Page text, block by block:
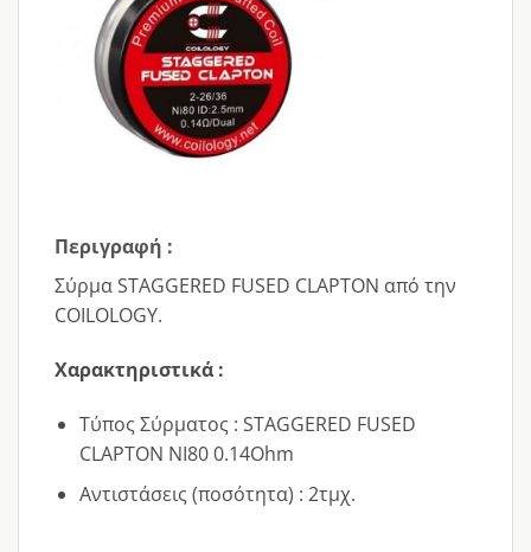
Περιγραφή :
Σύρμα STΑGGERED FUSED CLAPTON από την
COILOLOGY.
Χαρακτηριστικά :
Τύπος Σύρματος : STΑGGERED FUSED
CLAPTON NI80 0.14Ohm
Αντιστάσεις (ποσότητα) : 2τμχ.